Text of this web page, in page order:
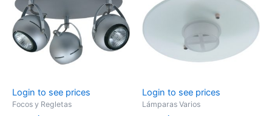
Login to see prices
Focos y Regletas
Login to see prices
Lámparas Varios